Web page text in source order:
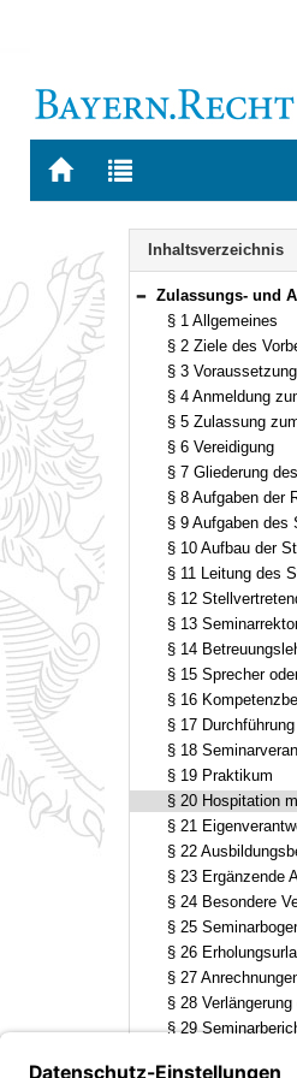
Zur
BAYERN.RECHT
Zur
letzten
Inhaltsverzeichnis
Bereich reduzieren
Zulassungs- und Ausbildungsordnung für das Lehramt an Grundschulen und das Lehramt an Mittelschulen
§ 1 Allgemeines
§ 2 Ziele des
§ 3 Voraussetzungen für die
§ 4 Anmeldung
§ 5 Zulassung
§ 6 Vereidigung
§ 7 Gliederung des
§ 8 Aufgaben der
§ 9 Aufgaben des
§ 10 Aufbau der Studienseminare für das
§ 11 Leitung des
§ 12 Stellvertretende
§ 13
§ 14
§ 15 Sprecher oder Sprecherin der
§ 16 Kompetenzbereiche
§ 17 Durchführung des
§ 18
§ 19 Praktikum
§ 20 Hospitation
§ 21
§ 22
§ 23 Ergänzende
§ 24 Besondere Verpflichtungen des
§ 25
§ 26
§ 27 Anrechnungen
§ 28 Verlängerung des
§ 29